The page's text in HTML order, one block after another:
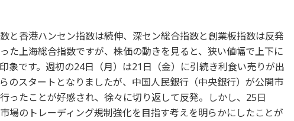
と香港ハンセン指数は続伸、深セン総合指数と創業板指数は反発
た上海総合指数ですが、株価の動きを見ると、狭い値幅で上下に
象です。週初の24日（月）は21日（金）に引続き利食い売りが出
のスタートとなりましたが、中国人民銀行（中央銀行）が公開市
ったことが好感され、徐々に切り返して反発。しかし、25日
場のトレーディング規制強化を目指す考えを明らかにしたことが